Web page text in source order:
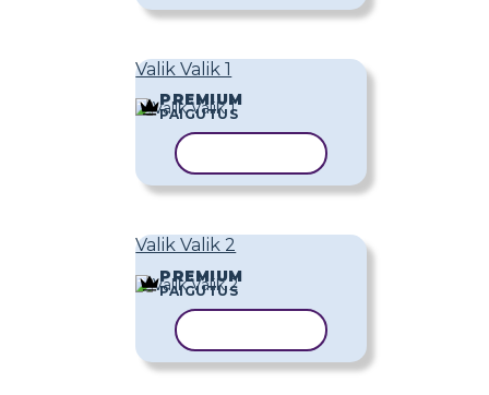
Valik Valik 1
PREMIUM
PAIGUTUS
Valik Valik 2
PREMIUM
PAIGUTUS